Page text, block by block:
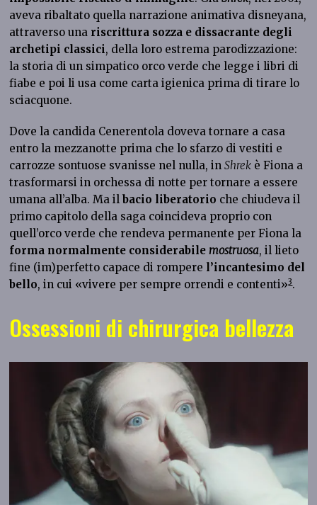
aveva ribaltato quella narrazione animativa disneyana,
attraverso una riscrittura sozza e dissacrante degli
archetipi classici, della loro estrema parodizzazione:
la storia di un simpatico orco verde che legge i libri di
fiabe e poi li usa come carta igienica prima di tirare lo
sciacquone.
Dove la candida Cenerentola doveva tornare a casa
entro la mezzanotte prima che lo sfarzo di vestiti e
carrozze sontuose svanisse nel nulla, inShrek è Fiona a
trasformarsi in orchessa di notte per tornare a essere
umana all’alba. Ma ilbacio liberatorio che chiudeva il
primo capitolo della saga coincideva proprio con
quell’orco verde che rendeva permanente per Fiona la
forma normalmente considerabilemostruosa, il lieto
fine (im)perfetto capace di rompere l’incantesimo del
bello, in cui «vivere per sempre orrendi e contenti»3.
Ossessioni di chirurgica bellezza